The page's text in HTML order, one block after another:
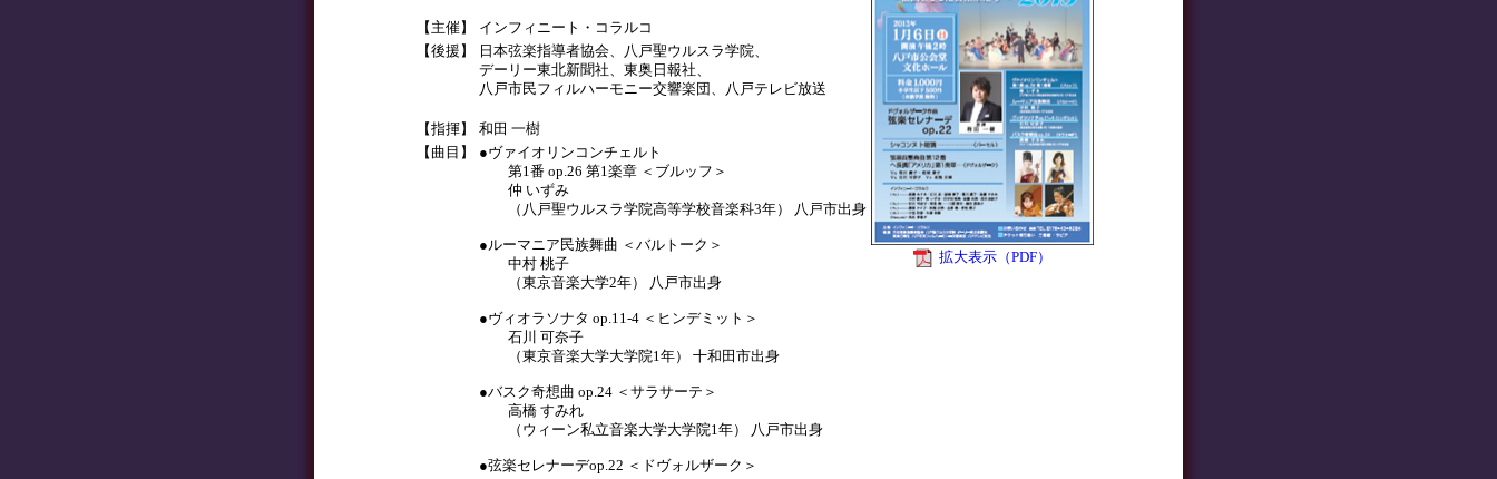
【主催】
インフィニート・コラルコ
【後援】
日本弦楽指導者協会、八戸聖ウルスラ学院、
デーリー東北新聞社、東奥日報社、
八戸市民フィルハーモニー交響楽団、八戸テレビ放送
【指揮】
和田 一樹
【曲目】
●ヴァイオリンコンチェルト
第1番 op.26 第1楽章 ＜ブルッフ＞
仲 いずみ
（八戸聖ウルスラ学院高等学校音楽科3年） 八戸市出身
●ルーマニア民族舞曲 ＜バルトーク＞
中村 桃子
（東京音楽大学2年） 八戸市出身
●ヴィオラソナタ op.11-4 ＜ヒンデミット＞
石川 可奈子
（東京音楽大学大学院1年） 十和田市出身
●バスク奇想曲 op.24 ＜サラサーテ＞
高橋 すみれ
（ウィーン私立音楽大学大学院1年） 八戸市出身
●弦楽セレナーデop.22 ＜ドヴォルザーク＞
拡大表示（PDF）